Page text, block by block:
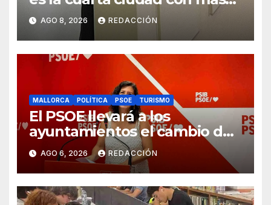
atascos por el «fracaso» de
Galmés
AGO 8, 2026 REDACCIÓN
MALLORCA POLÍTICA PSOE TURISMO
El PSOE llevará a los
ayuntamientos el cambio de
modelo turístico y de vivienda
AGO 6, 2026 REDACCIÓN